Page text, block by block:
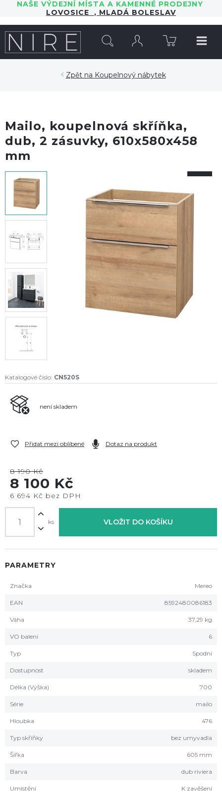
NAŠE VÝDEJNÍ MÍSTA A KAMENNÉ PRODEJNY
LOVOSICE , MLADÁ BOLESLAV
Koupelnový nábytek
Mailo, koupelnová skříňka,
dub, 2 zásuvky, 610x580x458
mm
Katalogové číslo: CN520S
není skladem
Přidat mezi oblíbené Dotaz na produkt
8 190 Kč
8 100 Kč
6 694 Kč bez DPH
ks VLOŽIT DO KOŠÍKU
PARAMETRY
Značka Mereo
EAN 8592480086183
Váha 37,29 kg
VO balení 6
Typ Spodní
Dostupnost skladem
Délka (Výška) 700
Série mailo
Hloubka 476
Typ skříňky bez umyvadla
Šířka 605 mm
Barva dub riviera
Umístění K zavěšení